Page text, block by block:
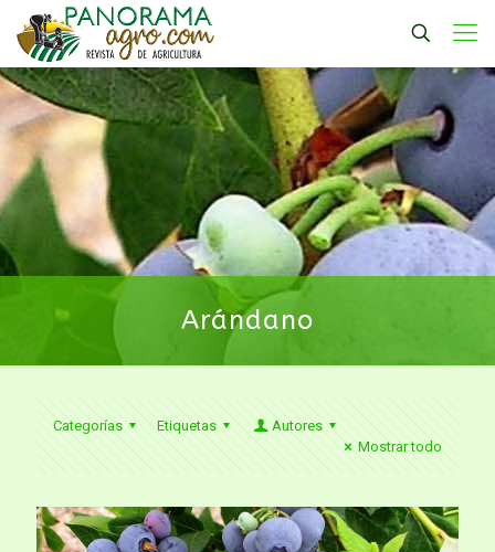
Arándano
Categorías Etiquetas
Autores
Mostrar todo